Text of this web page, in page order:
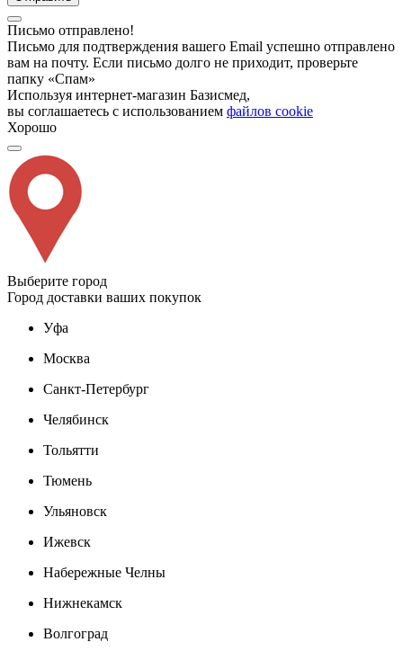
Письмо отправлено!
Письмо для подтверждения вашего Email успешно отправлено
вам на почту. Если письмо долго не приходит, проверьте
папку «Спам»
Используя интернет-магазин Базисмед,
вы соглашаетесь с использованием файлов cookie
Хорошо
Выберите город
Город доставки ваших покупок
Уфа
Москва
Санкт-Петербург
Челябинск
Тольятти
Тюмень
Ульяновск
Ижевск
Набережные Челны
Нижнекамск
Волгоград